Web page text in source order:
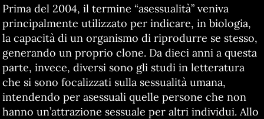
Prima del 2004, il termine “asessualità” veniva
principalmente utilizzato per indicare, in biologia,
la capacità di un organismo di riprodurre se stesso,
generando un proprio clone. Da dieci anni a questa
parte, invece, diversi sono gli studi in letteratura
che si sono focalizzati sulla sessualità umana,
intendendo per asessuali quelle persone che non
hanno un’attrazione sessuale per altri individui. Allo